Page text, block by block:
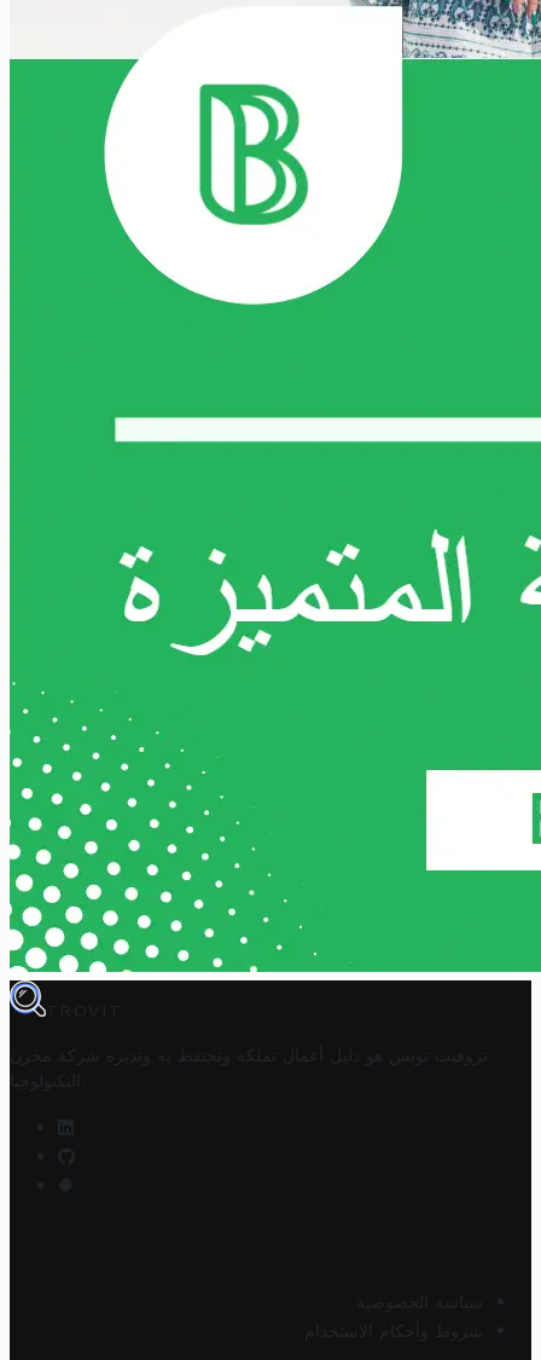
TROVIT
تروفيت تونس هو دليل أعمال تملكه وتحتفظ به وتديره
شركة مخزن
التكنولوجيا
سياسة الخصوصية
شروط وأحكام الاستخدام